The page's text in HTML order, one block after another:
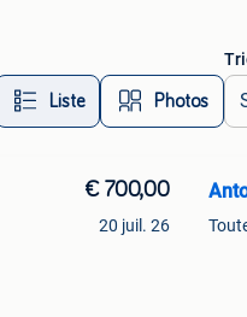
Liste Photos
€ 700,00
20 juil. 26